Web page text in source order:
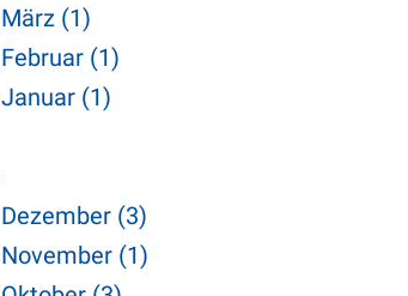
März (1)
Februar (1)
Januar (1)
Dezember (3)
November (1)